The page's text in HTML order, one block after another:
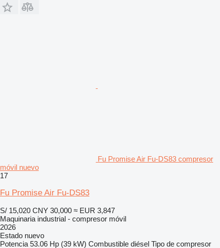
Fu Promise Air Fu-DS83 compresor
móvil nuevo
17
Fu Promise Air Fu-DS83
S/ 15,020 CNY 30,000 ≈ EUR 3,847
Maquinaria industrial - compresor móvil
2026
Estado nuevo
Potencia 53.06 Hp (39 kW) Combustible diésel Tipo de compresor